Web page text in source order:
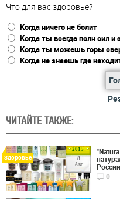
Что для вас здоровье?
Когда ничего не болит
Когда ты всегда полн сил и
Когда ты можешь горы
Когда не знаешь где
ЧИТАЙТЕ ТАКЖЕ:
2015
8
Авг
Здоровье
России
0